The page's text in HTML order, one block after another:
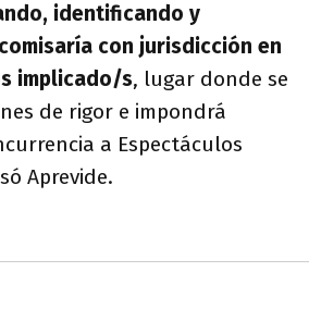
identificando y
con jurisdicción en
implicado/s, lugar donde se
de rigor e impondrá
a Espectáculos
Aprevide.